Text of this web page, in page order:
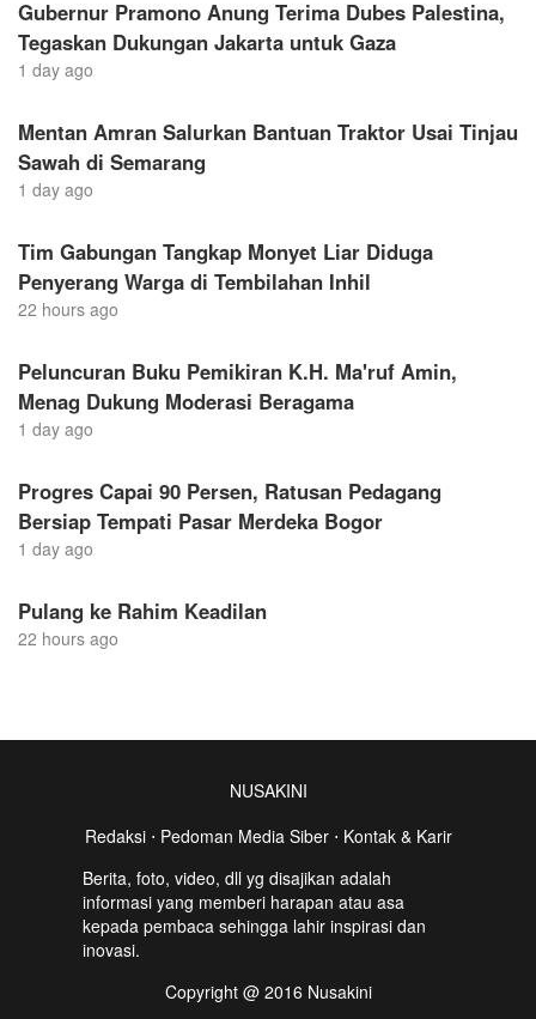
Gubernur Pramono Anung Terima Dubes Palestina,
Tegaskan Dukungan Jakarta untuk Gaza
1 day ago
Mentan Amran Salurkan Bantuan Traktor Usai Tinjau
Sawah di Semarang
1 day ago
Tim Gabungan Tangkap Monyet Liar Diduga
Penyerang Warga di Tembilahan Inhil
22 hours ago
Peluncuran Buku Pemikiran K.H. Ma'ruf Amin,
Menag Dukung Moderasi Beragama
1 day ago
Progres Capai 90 Persen, Ratusan Pedagang
Bersiap Tempati Pasar Merdeka Bogor
1 day ago
Pulang ke Rahim Keadilan
22 hours ago
NUSAKINI
Redaksi⋅ Pedoman Media Siber⋅ Kontak & Karir
Berita, foto, video, dll yg disajikan adalah
informasi yang memberi harapan atau asa
kepada pembaca sehingga lahir inspirasi dan
inovasi.
Copyright @ 2016 Nusakini